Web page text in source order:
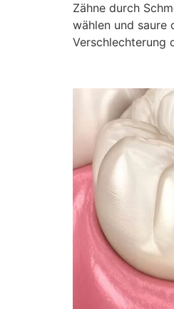
Zähne durch
wählen und saure
Verschlechterung